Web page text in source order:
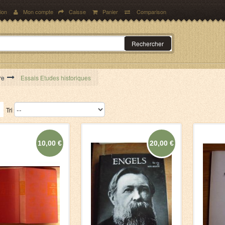
Mon compte Caisse Panier Comparison
Rechercher
> Essais Etudes historiques
Tri
10,00 € 20,00 €